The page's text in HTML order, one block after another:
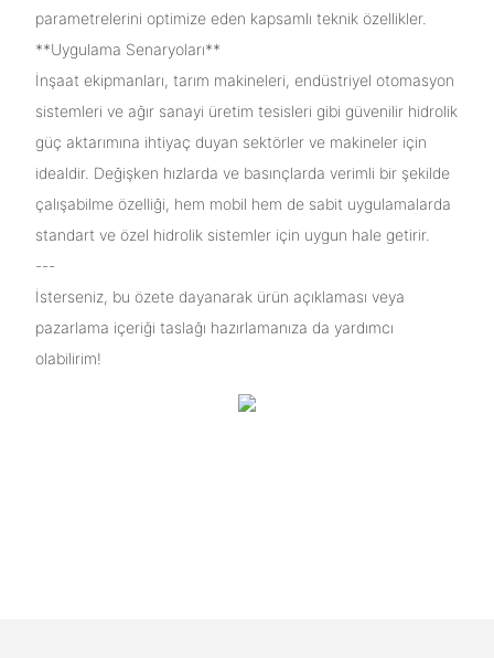
parametrelerini optimize eden kapsamlı teknik özellikler.
**Uygulama Senaryoları**
İnşaat ekipmanları, tarım makineleri, endüstriyel otomasyon
sistemleri ve ağır sanayi üretim tesisleri gibi güvenilir hidrolik
güç aktarımına ihtiyaç duyan sektörler ve makineler için
idealdir. Değişken hızlarda ve basınçlarda verimli bir şekilde
çalışabilme özelliği, hem mobil hem de sabit uygulamalarda
standart ve özel hidrolik sistemler için uygun hale getirir.
---
İsterseniz, bu özete dayanarak ürün açıklaması veya
pazarlama içeriği taslağı hazırlamanıza da yardımcı
olabilirim!